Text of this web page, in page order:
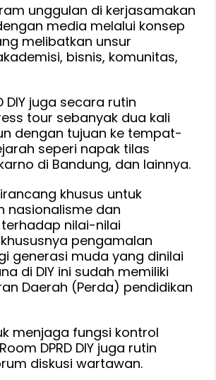
unggulan di kerjasamakan
media melalui konsep
melibatkan unsur
bisnis, komunitas,
DIY juga secara rutin
tour sebanyak dua kali
dengan tujuan ke tempat-
seperi napak tilas
di Bandung, dan lainnya.
khusus untuk
nasionalisme dan
nilai-nilai
pengamalan
generasi muda yang dinilai
di DIY ini sudah memiliki
Daerah (Perda) pendidikan
menjaga fungsi kontrol
DPRD DIY juga rutin
diskusi wartawan.